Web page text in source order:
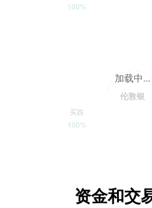
100%
加载中...
伦敦银
买跌
100%
资金和交